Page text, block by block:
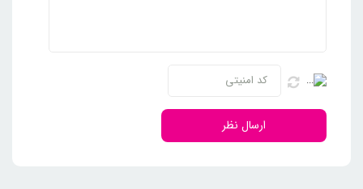
ارسال نظر